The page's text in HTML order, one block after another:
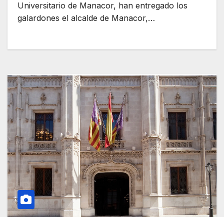
Universitario de Manacor, han entregado los
galardones el alcalde de Manacor,…